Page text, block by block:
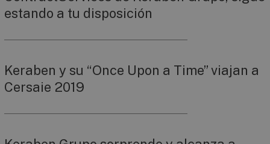
estando a tu disposición
Keraben y su “Once Upon a Time” viajan a
Cersaie 2019